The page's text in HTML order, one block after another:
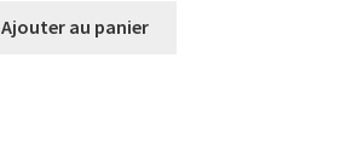
Ajouter au panier